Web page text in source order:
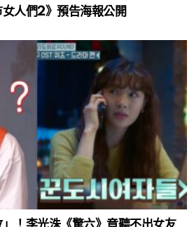
人們2》預告海報公開